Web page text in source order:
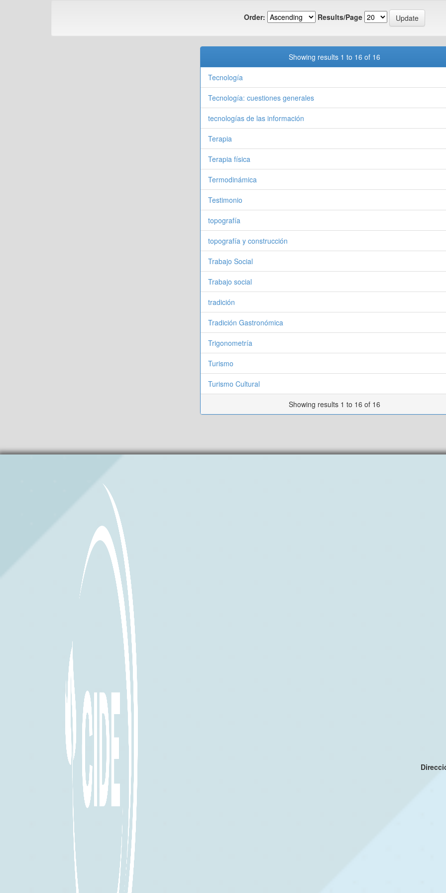
Order: Results/Page
Showing results 1 to 16 of 16
Tecnología
Tecnología: cuestiones generales
tecnologías de las información
Terapia
Terapia física
Termodinámica
Testimonio
topografía
topografía y construcción
Trabajo Social
Trabajo social
tradición
Tradición Gastronómica
Trigonometría
Turismo
Turismo Cultural
Showing results 1 to 16 of 16